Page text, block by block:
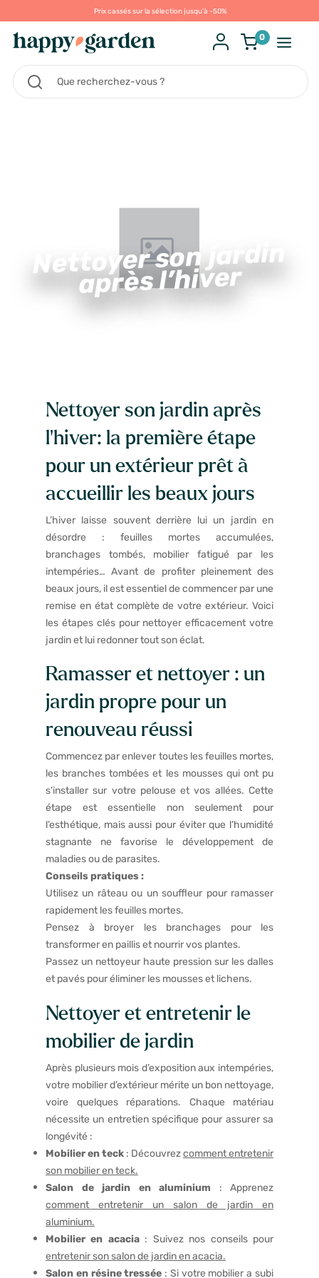
Prix cassés sur la sélection jusqu'à -50%
0
Nettoyer son jardin
après l’hiver
Nettoyer son jardin après
l’hiver: la première étape
pour un extérieur prêt à
accueillir les beaux jours
L’hiver laisse souvent derrière lui un jardin en
désordre : feuilles mortes accumulées,
branchages tombés, mobilier fatigué par les
intempéries… Avant de profiter pleinement des
beaux jours, il est essentiel de commencer par une
remise en état complète de votre extérieur. Voici
les étapes clés pour nettoyer efficacement votre
jardin et lui redonner tout son éclat.
Ramasser et nettoyer : un
jardin propre pour un
renouveau réussi
Commencez par enlever toutes les feuilles mortes,
les branches tombées et les mousses qui ont pu
s’installer sur votre pelouse et vos allées. Cette
étape est essentielle non seulement pour
l’esthétique, mais aussi pour éviter que l’humidité
stagnante ne favorise le développement de
maladies ou de parasites.
Conseils pratiques :
Utilisez un râteau ou un souffleur pour ramasser
rapidement les feuilles mortes.
Pensez à broyer les branchages pour les
transformer en paillis et nourrir vos plantes.
Passez un nettoyeur haute pression sur les dalles
et pavés pour éliminer les mousses et lichens.
Nettoyer et entretenir le
mobilier de jardin
Après plusieurs mois d’exposition aux intempéries,
votre mobilier d’extérieur mérite un bon nettoyage,
voire quelques réparations. Chaque matériau
nécessite un entretien spécifique pour assurer sa
longévité :
Mobilier en teck : Découvrezcomment entretenir
son mobilier en teck.
Salon de jardin en aluminium : Apprenez
comment entretenir un salon de jardin en
aluminium.
Mobilier en acacia: Suivez nos conseils pour
entretenir son salon de jardin en acacia.
Salon en résine tressée : Si votre mobilier a subi